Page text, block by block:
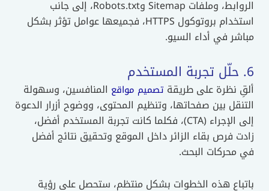
الروابط، وملفات Sitemap وRobots.txt، إلى جانب
استخدام بروتوكول HTTPS، فجميعها عوامل تؤثر بشكل
مباشر في أداء السيو.
6. حلّل تجربة المستخدم
ألقِ نظرة على طريقة تصميم مواقع المنافسين، وسهولة
التنقل بين صفحاتها، وتنظيم المحتوى، ووضوح أزرار الدعوة
إلى الإجراء (CTA)، فكلما كانت تجربة المستخدم أفضل،
زادت فرص بقاء الزائر داخل الموقع وتحقيق نتائج أفضل
في محركات البحث.
باتباع هذه الخطوات بشكل منتظم، ستحصل على رؤية